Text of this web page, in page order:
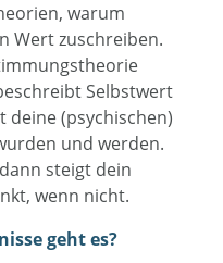
warum
Wert zuschreiben.
Selbstwert
deine (psychischen)
und werden.
steigt dein
wenn nicht.
geht es?